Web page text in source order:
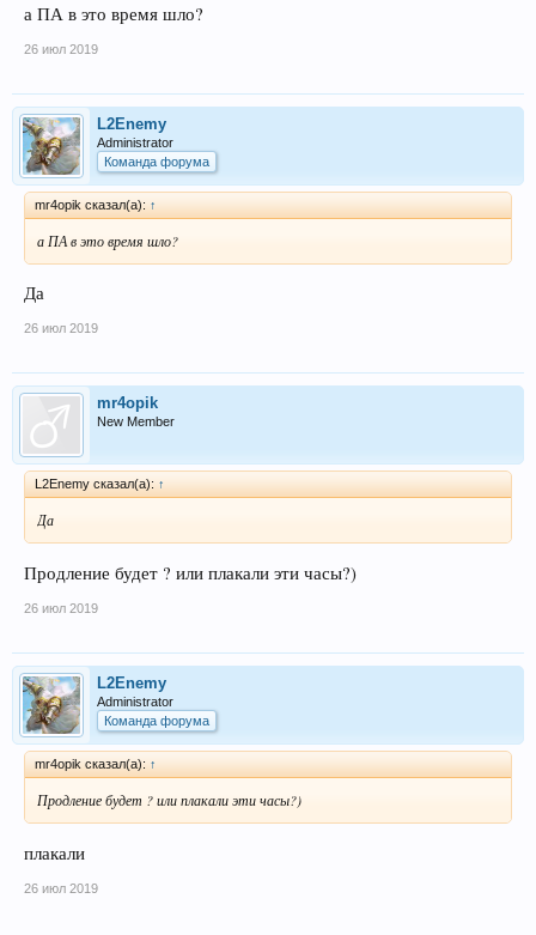
а ПА в это время шло?
26 июл 2019
L2Enemy
Administrator
Команда форума
mr4opik сказал(а): ↑
а ПА в это время шло?
Да
26 июл 2019
mr4opik
New Member
L2Enemy сказал(а): ↑
Да
Продление будет ? или плакали эти часы?)
26 июл 2019
L2Enemy
Administrator
Команда форума
mr4opik сказал(а): ↑
Продление будет ? или плакали эти часы?)
плакали
26 июл 2019